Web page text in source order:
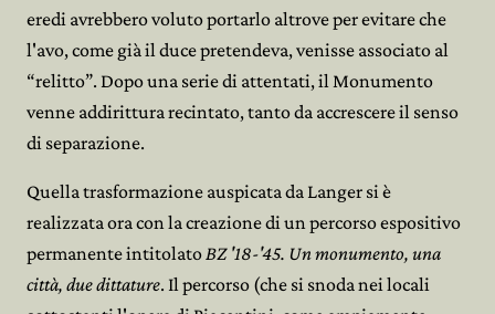
eredi avrebbero voluto portarlo altrove per evitare che
l'avo, come già il duce pretendeva, venisse associato al
“relitto”. Dopo una serie di attentati, il Monumento
venne addirittura recintato, tanto da accrescere il senso
di separazione.
Quella trasformazione auspicata da Langer si è
realizzata ora con la creazione di un percorso espositivo
permanente intitolatoBZ '18-'45. Un monumento, una
città, due dittature. Il percorso (che si snoda nei locali